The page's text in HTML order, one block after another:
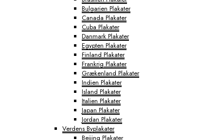
Bulgarien Plakater
Canada Plakater
Cuba Plakater
Danmark Plakater
Egypten Plakater
Finland Plakater
Frankrig Plakater
Grækenland Plakater
Indien Plakater
Island Plakater
Italien Plakater
Japan Plakater
Jordan Plakater
Verdens Byplakater
Beijing Plakater